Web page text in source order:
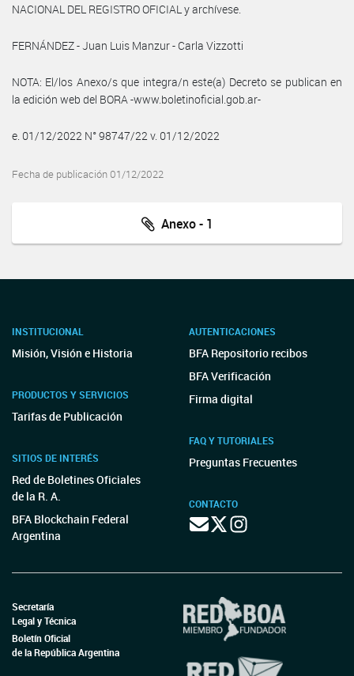
NACIONAL DEL REGISTRO OFICIAL y archívese.
FERNÁNDEZ - Juan Luis Manzur - Carla Vizzotti
NOTA: El/los Anexo/s que integra/n este(a) Decreto se publican en
la edición web del BORA -www.boletinoficial.gob.ar-
e. 01/12/2022 N° 98747/22 v. 01/12/2022
Fecha de publicación 01/12/2022
Anexo - 1
INSTITUCIONAL
Misión, Visión e Historia
PRODUCTOS Y SERVICIOS
Tarifas de Publicación
SITIOS DE INTERÉS
Red de Boletines Oficiales
de la R. A.
BFA Blockchain Federal
Argentina
AUTENTICACIONES
BFA Repositorio recibos
BFA Verificación
Firma digital
FAQ Y TUTORIALES
Preguntas Frecuentes
CONTACTO
Secretaría
Legal y Técnica
Boletín Oficial
de la República Argentina